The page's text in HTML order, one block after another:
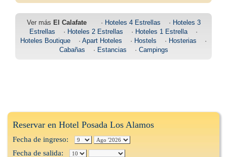
Ver más El Calafate· Hoteles 4 Estrellas · Hoteles 3
Estrellas · Hoteles 2 Estrellas · Hoteles 1 Estrella·
Hoteles Boutique · Apart Hoteles · Hostels · Hosterias ·
Cabañas · Estancias · Campings
Reservar en Hotel Posada Los Alamos
Fecha de ingreso:
Fecha de salida: